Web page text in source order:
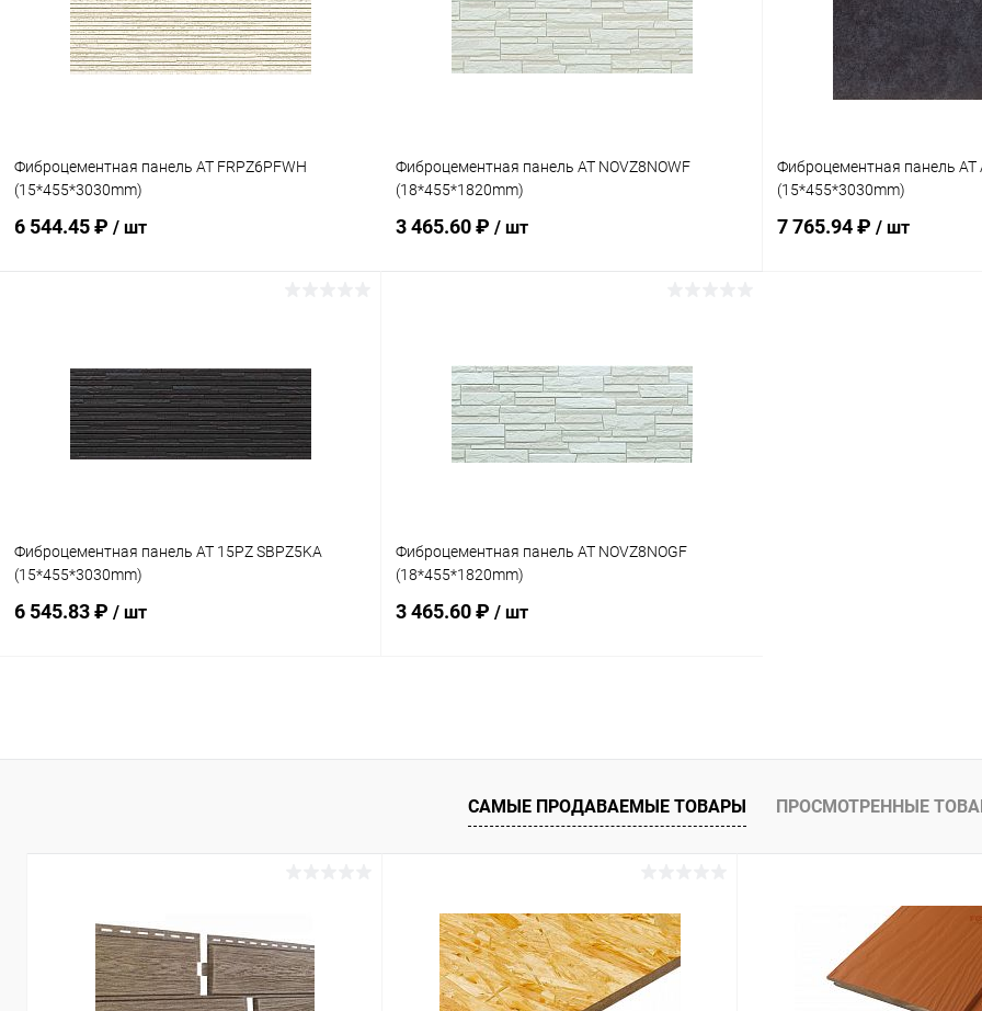
В избранное Под заказ В избранное Под заказ В избранное
Фиброцементная панель AT FRPZ6PFWH
(15*455*3030mm)
6 544.45 ₽ / шт
Купить в 1 клик Сравнение
В избранное Под заказ
Фиброцементная панель AT NOVZ8NOWF
(18*455*1820mm)
3 465.60 ₽ / шт
Купить в 1 клик Сравнение
В избранное Под заказ
Фиброцементная панель AT
(15*455*3030mm)
7 765.94 ₽ / шт
Фиброцементная панель AT 15PZ SBPZ5KA
(15*455*3030mm)
6 545.83 ₽ / шт
Купить в 1 клик Сравнение
Фиброцементная панель AT NOVZ8NOGF
(18*455*1820mm)
3 465.60 ₽ / шт
Купить в 1 клик Сравнение
В избранное Под заказ
САМЫЕ ПРОДАВАЕМЫЕ ТОВАРЫ ПРОСМОТРЕННЫЕ